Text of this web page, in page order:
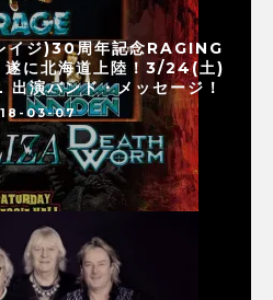
イジ)30周年記念RAGING
に北海道上陸！3/24(土)
演バンド・メッセージ！
03-07